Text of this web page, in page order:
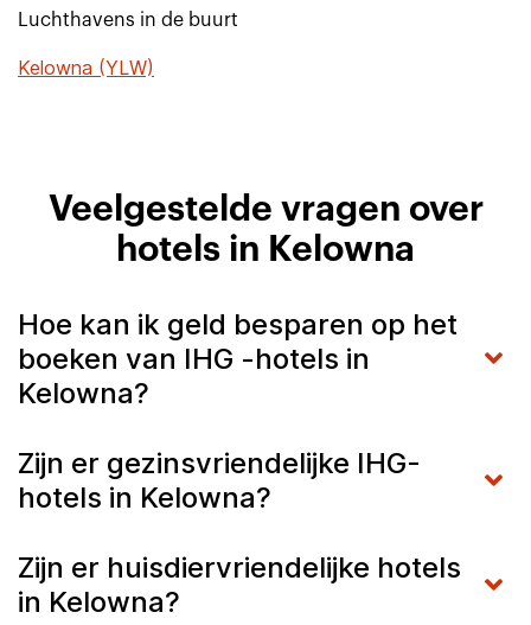
Luchthavens in de buurt
Kelowna (YLW)
Veelgestelde vragen over
hotels in Kelowna
Hoe kan ik geld besparen op het
boeken van IHG -hotels in
Kelowna?
Zijn er gezinsvriendelijke IHG-
hotels in Kelowna?
Zijn er huisdiervriendelijke hotels
in Kelowna?